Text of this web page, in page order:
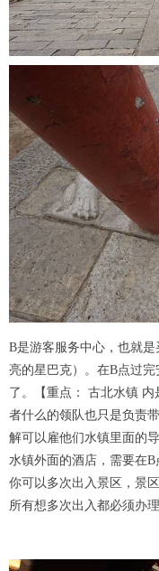
B是游客服务中心，也就
亮的星巴克）。在B点过
了。【重点： 古北水镇
者什么的领队也只是负责
解可以雇他们水镇里面的
水镇外面的酒店，需要在
你可以多次出入景区，景
所有想多次出入都必须办